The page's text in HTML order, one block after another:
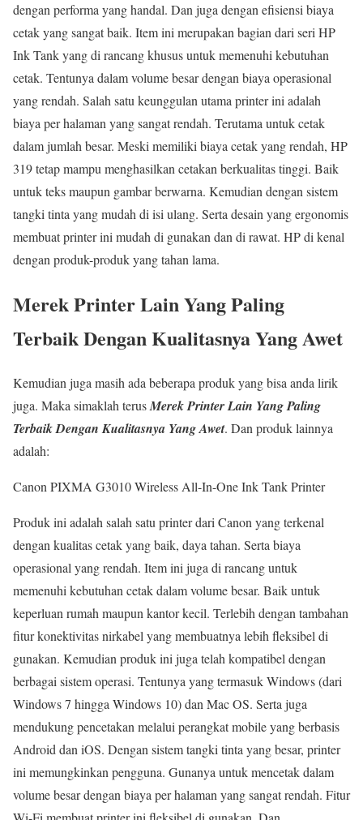
dengan performa yang handal. Dan juga dengan efisiensi biaya
cetak yang sangat baik. Item ini merupakan bagian dari seri HP
Ink Tank yang di rancang khusus untuk memenuhi kebutuhan
cetak. Tentunya dalam volume besar dengan biaya operasional
yang rendah. Salah satu keunggulan utama printer ini adalah
biaya per halaman yang sangat rendah. Terutama untuk cetak
dalam jumlah besar. Meski memiliki biaya cetak yang rendah, HP
319 tetap mampu menghasilkan cetakan berkualitas tinggi. Baik
untuk teks maupun gambar berwarna. Kemudian dengan sistem
tangki tinta yang mudah di isi ulang. Serta desain yang ergonomis
membuat printer ini mudah di gunakan dan di rawat. HP di kenal
dengan produk-produk yang tahan lama.
Merek Printer Lain Yang Paling
Terbaik Dengan Kualitasnya Yang Awet
Kemudian juga masih ada beberapa produk yang bisa anda lirik
juga. Maka simaklah terusMerek Printer Lain Yang Paling
Terbaik Dengan Kualitasnya Yang Awet. Dan produk lainnya
adalah:
Canon PIXMA G3010 Wireless All-In-One Ink Tank Printer
Produk ini adalah salah satu printer dari Canon yang terkenal
dengan kualitas cetak yang baik, daya tahan. Serta biaya
operasional yang rendah. Item ini juga di rancang untuk
memenuhi kebutuhan cetak dalam volume besar. Baik untuk
keperluan rumah maupun kantor kecil. Terlebih dengan tambahan
fitur konektivitas nirkabel yang membuatnya lebih fleksibel di
gunakan. Kemudian produk ini juga telah kompatibel dengan
berbagai sistem operasi. Tentunya yang termasuk Windows (dari
Windows 7 hingga Windows 10) dan Mac OS. Serta juga
mendukung pencetakan melalui perangkat mobile yang berbasis
Android dan iOS. Dengan sistem tangki tinta yang besar, printer
ini memungkinkan pengguna. Gunanya untuk mencetak dalam
volume besar dengan biaya per halaman yang sangat rendah. Fitur